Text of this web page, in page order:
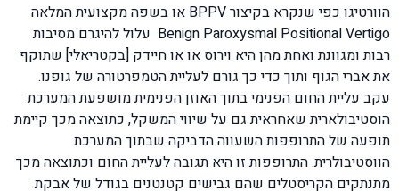
הוורטיגו כפי שנקרא בקיצור BPPV או בשפה מקצועית המלאה
Benign Paroxysmal Positional Vertigo עלול להיגרם מסיבות
רבות ומגוונת ואחת מהן היא וירוס או או חיידק [בקטריאלי] שתוקף
את אברי הגוף ותוך כדי כך גורם לעליית הטמפרטורה של גופנו.
עקב עליית החום הפנימי בתוך האוזן הפנימית מושפעת המערכת
הוסטיבולארית שאחראית גם על שיווי המשקל, כתוצאה מכך קיימת
תופעה של התרופפות השעווה הדביקה שבתוך המערכת
הווסטיבולרית. התרופפות זו היא תגובה לעליית החום וכתוצאה מכך
מתנתקים הקריסטלים שהם גבישים קטנטנים בגודל של אבקת